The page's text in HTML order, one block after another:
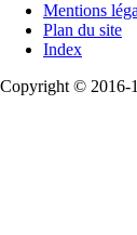
Mentions
Plan du site
Index
Copyright © 2016-